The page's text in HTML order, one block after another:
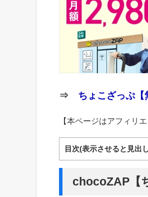
⇒ ちょこざっぷ【
【本ページはアフィリ
目次(表示させると見出
chocoZAP【